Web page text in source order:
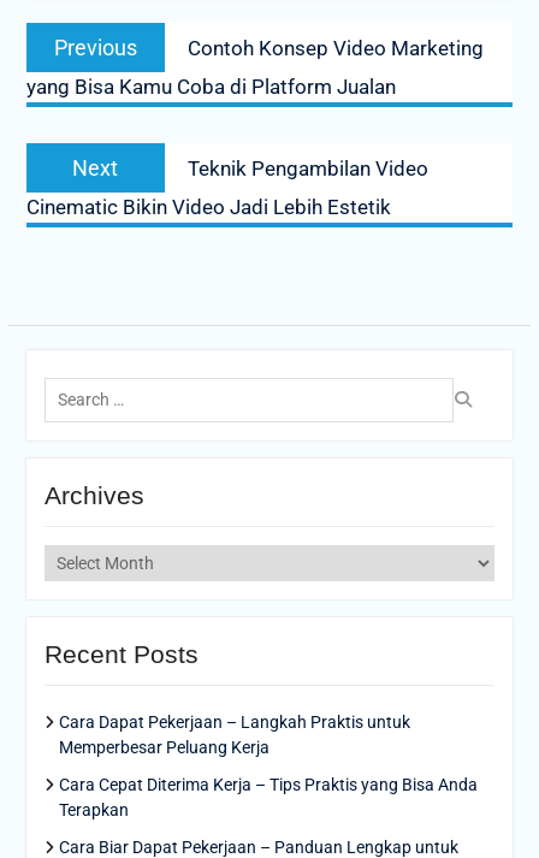
Post
navigation
Previous
post:
Contoh Konsep Video Marketing
yang Bisa Kamu Coba di Platform Jualan
Next
post:
Teknik Pengambilan Video
Cinematic Bikin Video Jadi Lebih Estetik
Search
for:
Archives
Archives
Recent Posts
Cara Dapat Pekerjaan – Langkah Praktis untuk
Memperbesar Peluang Kerja
Cara Cepat Diterima Kerja – Tips Praktis yang Bisa Anda
Terapkan
Cara Biar Dapat Pekerjaan – Panduan Lengkap untuk